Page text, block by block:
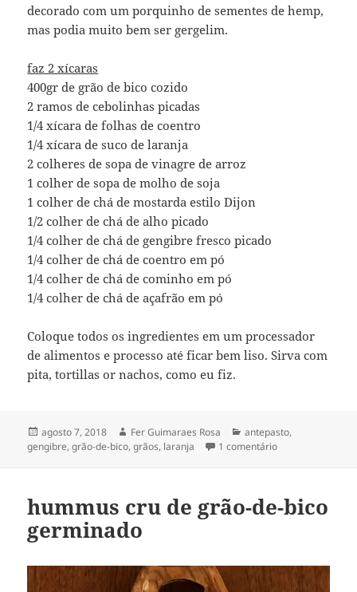
decorado com um porquinho de sementes de hemp,
mas podia muito bem ser gergelim.
faz 2 xícaras
400gr de grão de bico cozido
2 ramos de cebolinhas picadas
1/4 xícara de folhas de coentro
1/4 xícara de suco de laranja
2 colheres de sopa de vinagre de arroz
1 colher de sopa de molho de soja
1 colher de chá de mostarda estilo Dijon
1/2 colher de chá de alho picado
1/4 colher de chá de gengibre fresco picado
1/4 colher de chá de coentro em pó
1/4 colher de chá de cominho em pó
1/4 colher de chá de açafrão em pó
Coloque todos os ingredientes em um processador
de alimentos e processo até ficar bem liso. Sirva com
pita, tortillas or nachos, como eu fiz.
Publicado
em
agosto 7, 2018 Autor
Fer Guimaraes Rosa Categorias
antepasto,
gengibre,grão-de-bico,grãos, laranja 1 comentárioem pasta
hummus cru de grão-de-bico
germinado